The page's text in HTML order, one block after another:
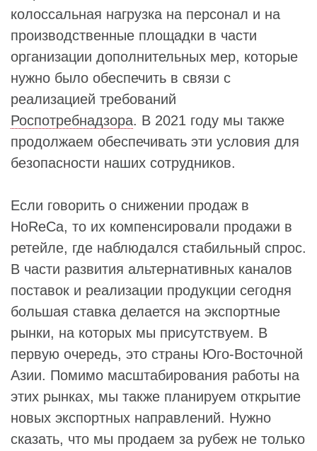
колоссальная нагрузка на персонал и на
производственные площадки в части
организации дополнительных мер, которые
нужно было обеспечить в связи с
реализацией требований
Роспотребнадзора. В 2021 году мы также
продолжаем обеспечивать эти условия для
безопасности наших сотрудников.
Если говорить о снижении продаж в
HoReCa, то их компенсировали продажи в
ретейле, где наблюдался стабильный спрос.
В части развития альтернативных каналов
поставок и реализации продукции сегодня
большая ставка делается на экспортные
рынки, на которых мы присутствуем. В
первую очередь, это страны Юго-Восточной
Азии. Помимо масштабирования работы на
этих рынках, мы также планируем открытие
новых экспортных направлений. Нужно
сказать, что мы продаем за рубеж не только